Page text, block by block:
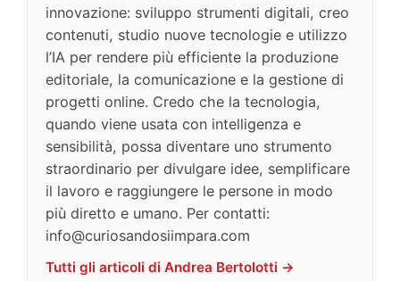
innovazione: sviluppo strumenti digitali, creo
contenuti, studio nuove tecnologie e utilizzo
l’IA per rendere più efficiente la produzione
editoriale, la comunicazione e la gestione di
progetti online. Credo che la tecnologia,
quando viene usata con intelligenza e
sensibilità, possa diventare uno strumento
straordinario per divulgare idee, semplificare
il lavoro e raggiungere le persone in modo
più diretto e umano. Per contatti:
info@curiosandosiimpara.com
Tutti gli articoli di Andrea Bertolotti →